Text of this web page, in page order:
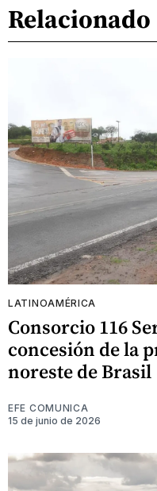
Relacionado
LATINOAMÉRICA
Consorcio 116
concesión de la
noreste de Brasil
EFE COMUNICA
15 de junio de 2026